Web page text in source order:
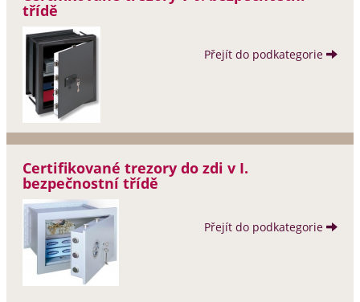
třídě
Přejít do podkategorie
Certifikované trezory do zdi v I.
bezpečnostní třídě
Přejít do podkategorie